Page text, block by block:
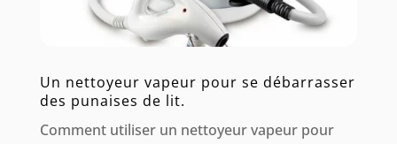
Un nettoyeur vapeur pour se débarrasser
des punaises de lit.
Comment utiliser un nettoyeur vapeur pour